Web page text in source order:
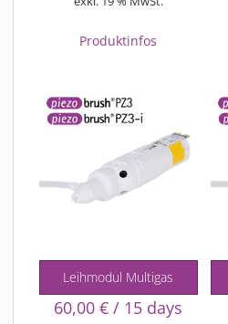
Produktinfos
Leihmodul Multigas
60,00€ / 15 days